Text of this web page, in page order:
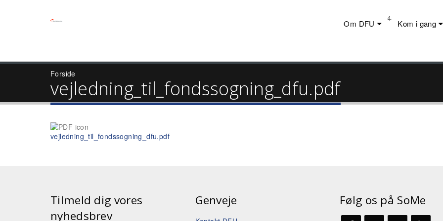
+45 23 44 20 19
Om DFU Kom i gang
Forside
vejledning_til_fondssogning_dfu.pdf
vejledning_til_fondssogning_dfu.pdf
Tilmeld dig vores
nyhedsbrev
Genveje Følg os på SoMe